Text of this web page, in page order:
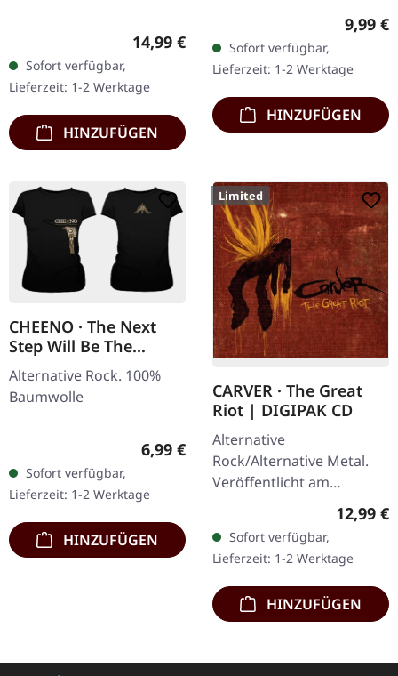
Regulärer Preis:
14,99 €
Sofort verfügbar,
Lieferzeit: 1-2 Werktage
HINZUFÜGEN
9,99 €
Sofort verfügbar,
Lieferzeit: 1-2 Werktage
HINZUFÜGEN
CHEENO · The Next
Step Will Be The
Hardest | GIRLIE
Alternative Rock. 100%
Baumwolle
Regulärer Preis:
6,99 €
Sofort verfügbar,
Lieferzeit: 1-2 Werktage
HINZUFÜGEN
Limited
CARVER · The Great
Riot | DIGIPAK CD
Alternative
Rock/Alternative Metal.
Veröffentlicht am
08.02.2013, auf Supreme
Chaos Records. Limitierte
Auflage als CD im DigiPak
mit umfangreichen…
12,99 €
Sofort verfügbar,
Lieferzeit: 1-2 Werktage
HINZUFÜGEN